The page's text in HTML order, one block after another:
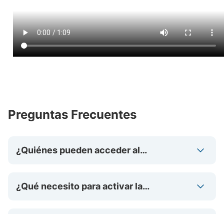
Preguntas Frecuentes
¿Quiénes pueden acceder al
¿Qué necesito para activar la